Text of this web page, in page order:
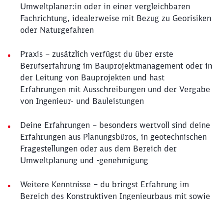
Umweltplaner:in oder in einer vergleichbaren
Fachrichtung, idealerweise mit Bezug zu Georisiken
oder Naturgefahren
Praxis – zusätzlich verfügst du über erste
Berufserfahrung im Bauprojektmanagement oder in
der Leitung von Bauprojekten und hast
Erfahrungen mit Ausschreibungen und der Vergabe
von Ingenieur- und Bauleistungen
Deine Erfahrungen – besonders wertvoll sind deine
Erfahrungen aus Planungsbüros, in geotechnischen
Fragestellungen oder aus dem Bereich der
Umweltplanung und -genehmigung
Weitere Kenntnisse – du bringst Erfahrung im
Bereich des Konstruktiven Ingenieurbaus mit sowie